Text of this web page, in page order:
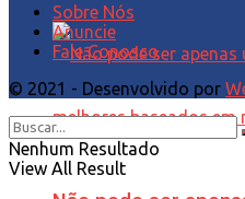
Sobre Nós
Anuncie
Fale Conosco
© 2021 - Desenvolvido por
Nenhum Resultado
View All Result